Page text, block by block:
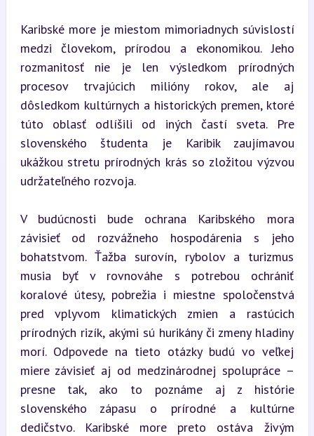
Karibské more je miestom mimoriadnych súvislostí
medzi človekom, prírodou a ekonomikou. Jeho
rozmanitosť nie je len výsledkom prírodných
procesov trvajúcich milióny rokov, ale aj
dôsledkom kultúrnych a historických premen, ktoré
túto oblasť odlíšili od iných častí sveta. Pre
slovenského študenta je Karibik zaujímavou
ukážkou stretu prírodných krás so zložitou výzvou
udržateľného rozvoja.
V budúcnosti bude ochrana Karibského mora
závisieť od rozvážneho hospodárenia s jeho
bohatstvom. Ťažba surovín, rybolov a turizmus
musia byť v rovnováhe s potrebou ochrániť
koralové útesy, pobrežia i miestne spoločenstvá
pred vplyvom klimatických zmien a rastúcich
prírodných rizík, akými sú hurikány či zmeny hladiny
morí. Odpovede na tieto otázky budú vo veľkej
miere závisieť aj od medzinárodnej spolupráce –
presne tak, ako to poznáme aj z histórie
slovenského zápasu o prírodné a kultúrne
dedičstvo. Karibské more preto ostáva živým